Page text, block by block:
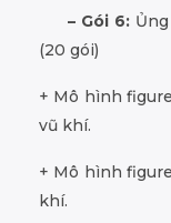
– Gói 6:
(20 gói)
+ Mô hình
vũ khí.
+ Mô hình
khí.